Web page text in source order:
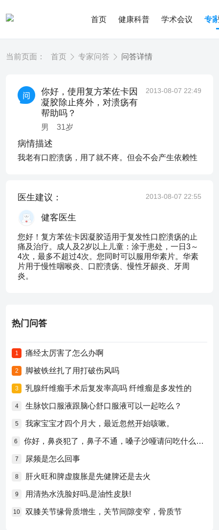
首页 健康科普 学术会议 专
当前页面： 首页 专家问答 问答详情
你好，使用复方苯佐卡因
凝胶除止疼外，对溃疡有
帮助吗？
男 31岁
2013-08-07 22:49
病情描述
我老有口腔溃疡，用了就不疼。但会不会产生依赖性
医生建议： 2013-08-07 22:55
健客医生
您好！复方苯佐卡因凝胶适用于复发性口腔溃疡的止
痛及治疗。成人及2岁以上儿童：涂于患处，一日3～
4次，最多不超过4次。您同时可以服用华素片。华素
片用于慢性咽喉炎、口腔溃疡、慢性牙龈炎、牙周
炎。
热门问答
1 痛经太厉害了怎么办啊
2 脚被铁丝扎了用打破伤风吗
3 乳腺纤维瘤手术后复发率高吗 纤维瘤是多发性的
4 生脉饮口服液跟脑心舒口服液可以一起吃么？
5 我家宝宝才四个月大，最近忽然开始咳嗽。
6 你好，鼻炎犯了，鼻子不通，嗓子沙哑请问吃什么药比较好？
7 尿频是怎么回事
8 肝火旺和脾虚腹胀是先健脾还是去火
9 用清热水洗脸好吗,是油性皮肤!
10 双膝关节缘骨质增生，关节间隙变窄，骨质节